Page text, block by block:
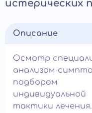
истерических
Описание
Осмотр
анализом
подбором
индивидуальной
тактики лечения.